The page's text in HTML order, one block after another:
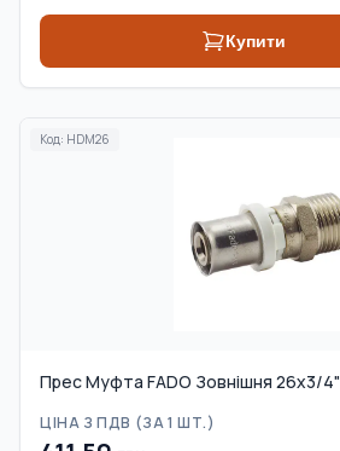
Купити
Код: HDM26
Прес Муфта FADO Зовнішня 26x3/4"
ЦІНА З ПДВ (ЗА 1 ШТ.)